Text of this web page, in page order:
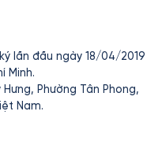
lần đầu ngày 18/04/2019
Minh.
Hưng, Phường Tân Phong,
Nam.